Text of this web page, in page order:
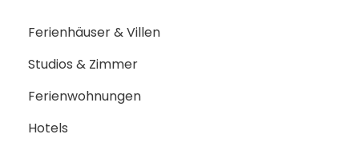
Ferienhäuser & Villen
Studios & Zimmer
Ferienwohnungen
Hotels